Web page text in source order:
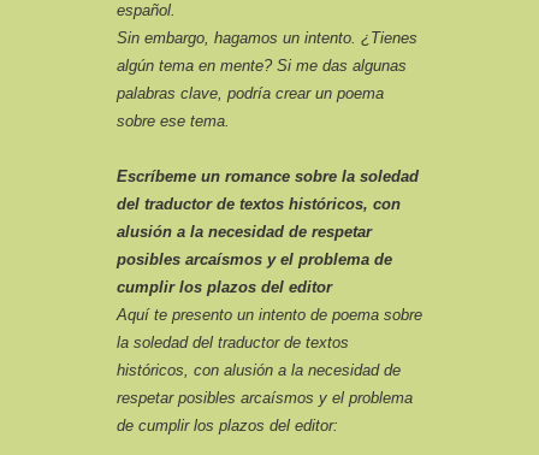
español.
Sin embargo, hagamos un intento. ¿Tienes
algún tema en mente? Si me das algunas
palabras clave, podría crear un poema
sobre ese tema.
Escríbeme un romance sobre la soledad
del traductor de textos históricos, con
alusión a la necesidad de respetar
posibles arcaísmos y el problema de
cumplir los plazos del editor
Aquí te presento un intento de poema sobre
la soledad del traductor de textos
históricos, con alusión a la necesidad de
respetar posibles arcaísmos y el problema
de cumplir los plazos del editor: